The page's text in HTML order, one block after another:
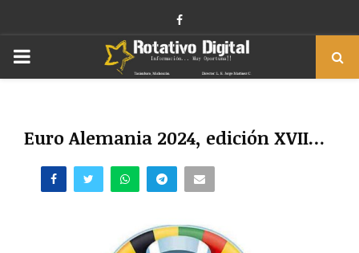
Facebook
PRIMARY
Euro Alemania 2024, edición XVII…